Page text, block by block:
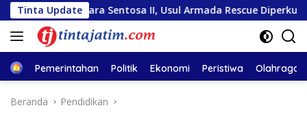
Langsung
ke
konten
Tinta Update
Sentosa II, Usul Armada Rescue Diperkuat
HomePemerintahan Politik Ekonomi Peristiwa Olahraga
Beranda Pendidikan